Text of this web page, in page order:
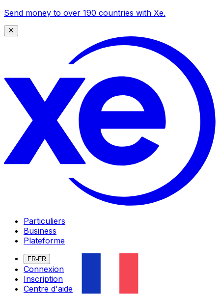
Send money to over 190 countries with Xe.
Particuliers
Business
Plateforme
FR-FR
Connexion
Inscription
Centre d'aide